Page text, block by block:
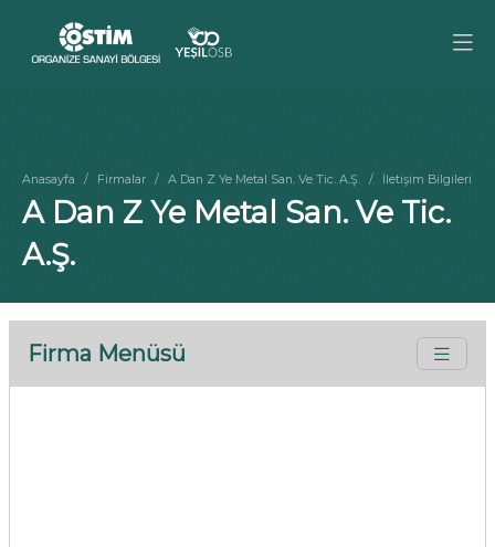
Anasayfa Firmalar A Dan Z Ye Metal San. Ve Tic. A.Ş. İletişim Bilgileri
A Dan Z Ye Metal San. Ve Tic.
A.Ş.
Firma Menüsü